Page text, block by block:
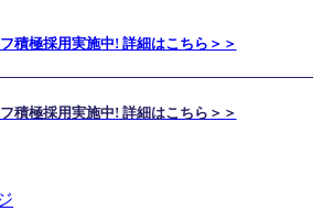
積極採用実施中! 詳細はこちら＞＞
積極採用実施中! 詳細はこちら＞＞